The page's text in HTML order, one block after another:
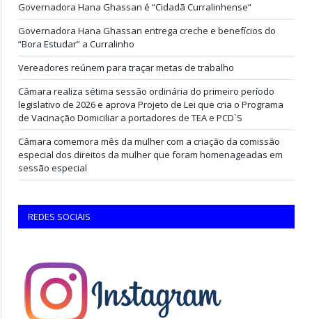
Governadora Hana Ghassan é “Cidadã Curralinhense”
Governadora Hana Ghassan entrega creche e benefícios do
“Bora Estudar” a Curralinho
Vereadores reúnem para traçar metas de trabalho
Câmara realiza sétima sessão ordinária do primeiro período
legislativo de 2026 e aprova Projeto de Lei que cria o Programa
de Vacinação Domiciliar a portadores de TEA e PCD`S
Câmara comemora mês da mulher com a criação da comissão
especial dos direitos da mulher que foram homenageadas em
sessão especial
REDES SOCIAIS